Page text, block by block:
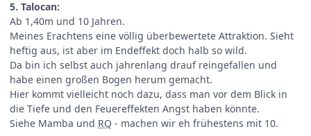
5. Talocan:
Ab 1,40m und 10 Jahren.
Meines Erachtens eine völlig überbewertete Attraktion. Sieht
heftig aus, ist aber im Endeffekt doch halb so wild.
Da bin ich selbst auch jahrenlang drauf reingefallen und
habe einen großen Bogen herum gemacht.
Hier kommt vielleicht noch dazu, dass man vor dem Blick in
die Tiefe und den Feuereffekten Angst haben könnte.
Siehe Mamba und RQ - machen wir eh frühestens mit 10.